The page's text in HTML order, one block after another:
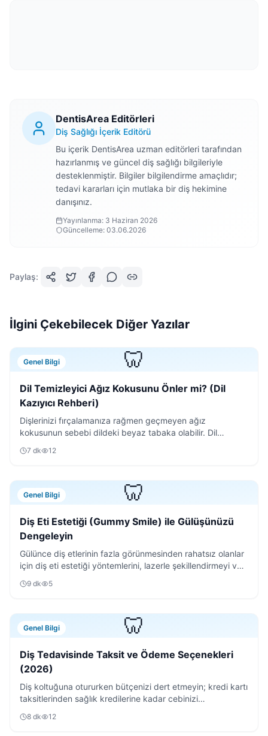
DentisArea Editörleri
Diş Sağlığı İçerik Editörü
Bu içerik DentisArea uzman editörleri tarafından
hazırlanmış ve güncel diş sağlığı bilgileriyle
desteklenmiştir. Bilgiler bilgilendirme amaçlıdır;
tedavi kararları için mutlaka bir diş hekimine
danışınız.
Yayınlanma: 3 Haziran 2026
Güncelleme: 03.06.2026
Paylaş:
İlgini Çekebilecek Diğer Yazılar
🦷
Genel Bilgi
Dil Temizleyici Ağız Kokusunu Önler mi? (Dil
Kazıyıcı Rehberi)
Dişlerinizi fırçalamanıza rağmen geçmeyen ağız
kokusunun sebebi dildeki beyaz tabaka olabilir. Dil
7 dk 12
🦷
Genel Bilgi
Diş Eti Estetiği (Gummy Smile) ile Gülüşünüzü
Dengeleyin
Gülünce diş etlerinin fazla görünmesinden rahatsız olanlar
için diş eti estetiği yöntemlerini, lazerle şekillendirmeyi ve
9 dk 5
🦷
Genel Bilgi
Diş Tedavisinde Taksit ve Ödeme Seçenekleri
(2026)
Diş koltuğuna otururken bütçenizi dert etmeyin; kredi kartı
taksitlerinden sağlık kredilerine kadar cebinizi
8 dk 12